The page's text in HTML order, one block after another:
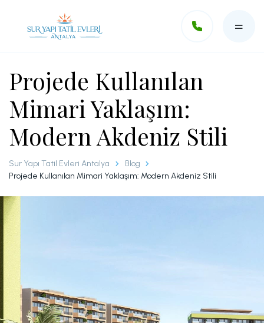
Ara
Devre Mülk Havuz ve Plaj
Projede Kullanılan
Mimari Yaklaşım:
Modern Akdeniz Stili
Sur Yapı Tatil Evleri Antalya
Blog
Projede Kullanılan Mimari Yaklaşım: Modern Akdeniz Stili